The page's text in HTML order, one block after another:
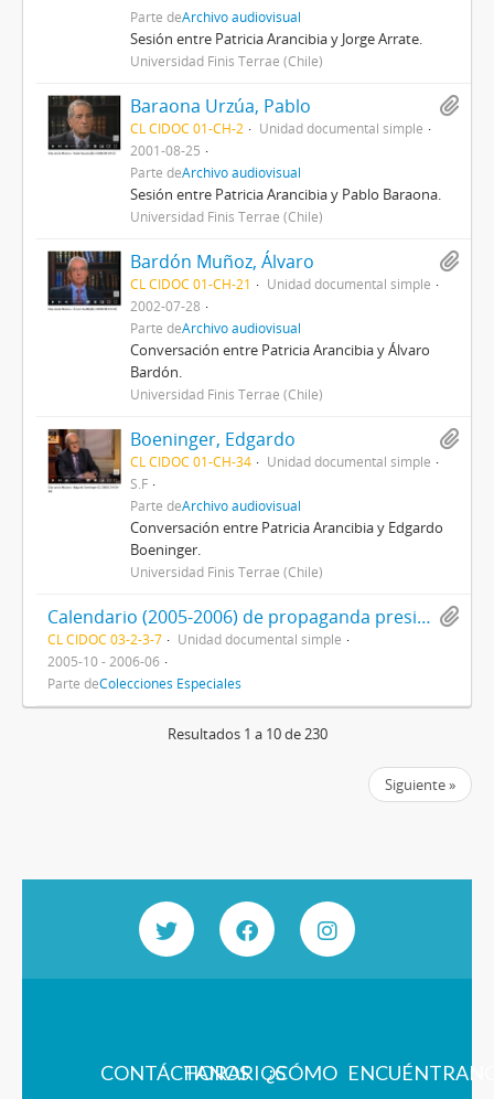
Parte deArchivo audiovisual
Sesión entre Patricia Arancibia y Jorge Arrate.
Universidad Finis Terrae (Chile)
Baraona Urzúa, Pablo
CL CIDOC 01-CH-2
Unidad documental simple
2001-08-25
Parte deArchivo audiovisual
Sesión entre Patricia Arancibia y Pablo Baraona.
Universidad Finis Terrae (Chile)
Bardón Muñoz, Álvaro
CL CIDOC 01-CH-21
Unidad documental simple
2002-07-28
Parte deArchivo audiovisual
Conversación entre Patricia Arancibia y Álvaro
Bardón.
Universidad Finis Terrae (Chile)
Boeninger, Edgardo
CL CIDOC 01-CH-34
Unidad documental simple
S.F
Parte deArchivo audiovisual
Conversación entre Patricia Arancibia y Edgardo
Boeninger.
Universidad Finis Terrae (Chile)
Calendario (2005-2006) de propaganda presidencial de Joaquín Lavín
CL CIDOC 03-2-3-7
Unidad documental simple
2005-10 - 2006-06
Parte deColecciones Especiales
Resultados 1 a 10 de 230
Siguiente »
CONTÁCTANOS
HORARIOS¿CÓMO